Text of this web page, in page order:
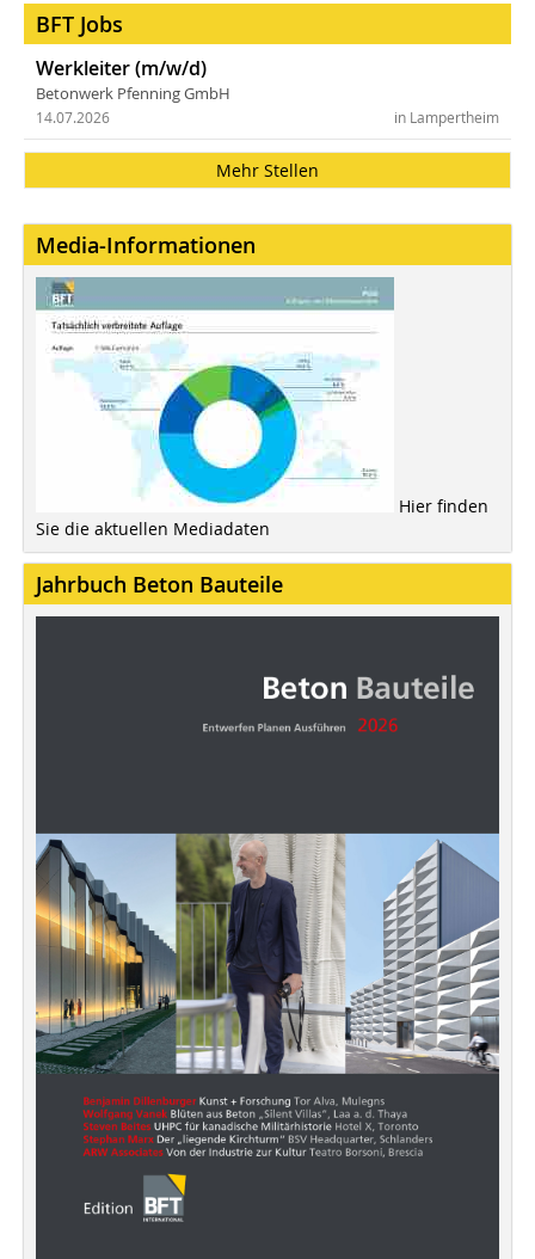
BFT Jobs
Werkleiter (m/w/d)
Betonwerk Pfenning GmbH
in Lampertheim
14.07.2026
Mehr Stellen
Media-Informationen
Hier finden
Sie die aktuellen Mediadaten
Jahrbuch Beton Bauteile